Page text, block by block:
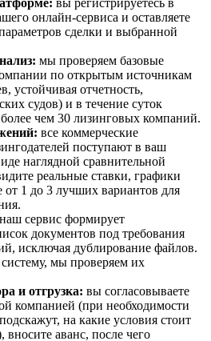
онлайн-сервиса и оставляете
сделки и выбранной
мы проверяем базовые
по открытым источникам
устойчивая отчетность,
судов) и в течение суток
чем 30 лизинговых компаний.
все коммерческие
поступают в ваш
наглядной сравнительной
реальные ставки, графики
от 1 до 3 лучших вариантов для
наш сервис формирует
документов под требования
исключая дублирование файлов.
мы проверяем их
и отгрузка: вы согласовываете
компанией (при необходимости
на какие условия стоит
вносите аванс, после чего